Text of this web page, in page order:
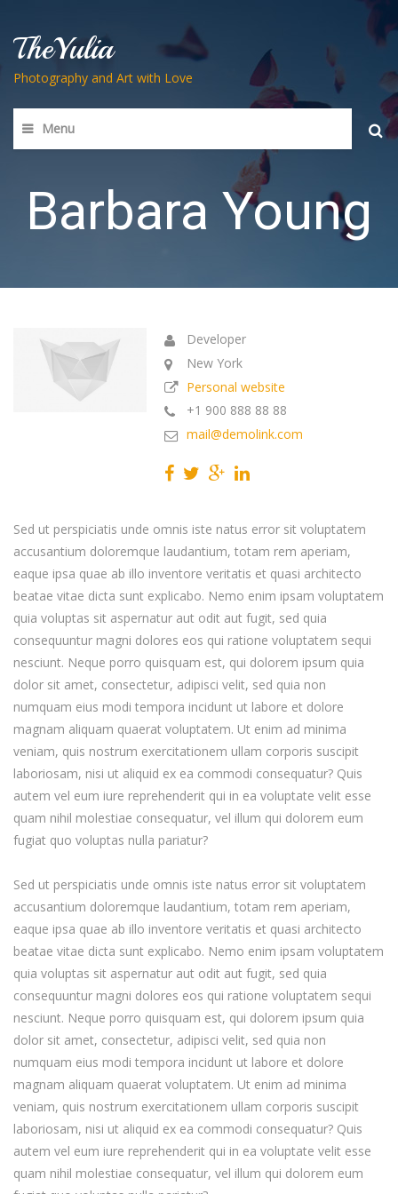
TheYulia
Photography and Art with Love
Menu
Barbara Young
Developer
New York
Personal website
+1 900 888 88 88
mail@demolink.com
Sed ut perspiciatis unde omnis iste natus error sit voluptatem
accusantium doloremque laudantium, totam rem aperiam,
eaque ipsa quae ab illo inventore veritatis et quasi architecto
beatae vitae dicta sunt explicabo. Nemo enim ipsam voluptatem
quia voluptas sit aspernatur aut odit aut fugit, sed quia
consequuntur magni dolores eos qui ratione voluptatem sequi
nesciunt. Neque porro quisquam est, qui dolorem ipsum quia
dolor sit amet, consectetur, adipisci velit, sed quia non
numquam eius modi tempora incidunt ut labore et dolore
magnam aliquam quaerat voluptatem. Ut enim ad minima
veniam, quis nostrum exercitationem ullam corporis suscipit
laboriosam, nisi ut aliquid ex ea commodi consequatur? Quis
autem vel eum iure reprehenderit qui in ea voluptate velit esse
quam nihil molestiae consequatur, vel illum qui dolorem eum
fugiat quo voluptas nulla pariatur?
Sed ut perspiciatis unde omnis iste natus error sit voluptatem
accusantium doloremque laudantium, totam rem aperiam,
eaque ipsa quae ab illo inventore veritatis et quasi architecto
beatae vitae dicta sunt explicabo. Nemo enim ipsam voluptatem
quia voluptas sit aspernatur aut odit aut fugit, sed quia
consequuntur magni dolores eos qui ratione voluptatem sequi
nesciunt. Neque porro quisquam est, qui dolorem ipsum quia
dolor sit amet, consectetur, adipisci velit, sed quia non
numquam eius modi tempora incidunt ut labore et dolore
magnam aliquam quaerat voluptatem. Ut enim ad minima
veniam, quis nostrum exercitationem ullam corporis suscipit
laboriosam, nisi ut aliquid ex ea commodi consequatur? Quis
autem vel eum iure reprehenderit qui in ea voluptate velit esse
quam nihil molestiae consequatur, vel illum qui dolorem eum